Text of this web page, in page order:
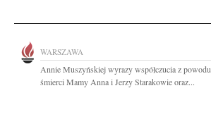
WARSZAWA
Annie Muszyńskiej wyrazy współczucia z powodu
śmierci Mamy Anna i Jerzy Starakowie oraz...